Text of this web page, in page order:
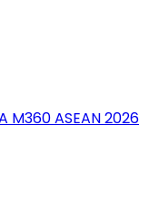
M360 ASEAN 2026